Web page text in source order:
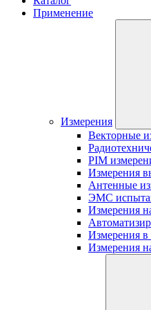
Применение
Измерения
Векторные
PIM
Измерения
Антенные
ЭМС
Измерения
Измерения
Измерения